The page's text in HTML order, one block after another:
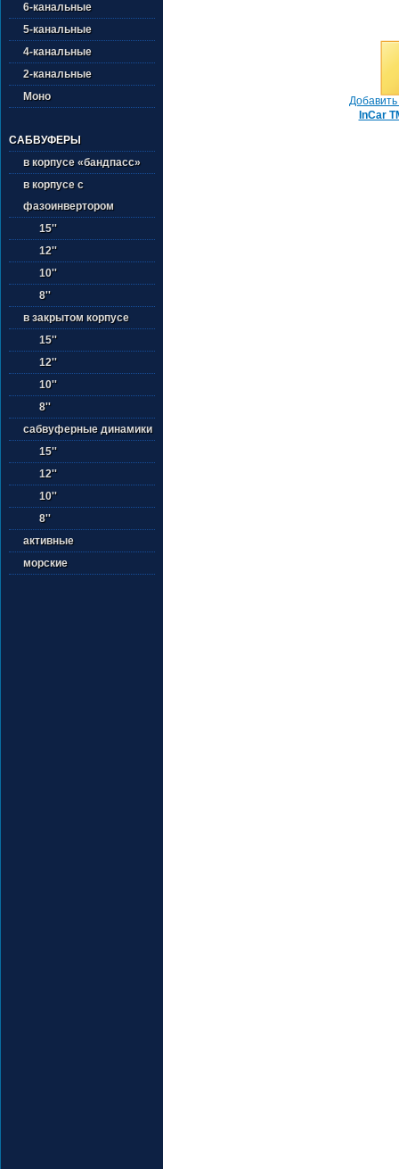
6-канальные
5-канальные
4-канальные
2-канальные
Моно
САБВУФЕРЫ
в корпусе «бандпасс»
в корпусе с
фазоинвертором
15''
12''
10''
8''
в закрытом корпусе
15''
12''
10''
8''
сабвуферные динамики
15''
12''
10''
8''
активные
морские
InCar